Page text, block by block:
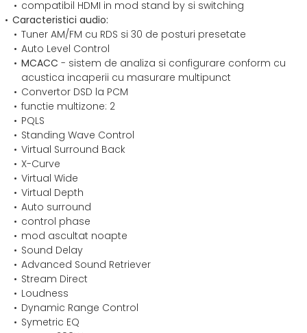
compatibil HDMI in mod stand by si switching
Caracteristici audio:
Tuner AM/FM cu RDS si 30 de posturi presetate
Auto Level Control
MCACC - sistem de analiza si configurare conform cu
acustica incaperii cu masurare multipunct
Convertor DSD la PCM
functie multizone: 2
PQLS
Standing Wave Control
Virtual Surround Back
X-Curve
Virtual Wide
Virtual Depth
Auto surround
control phase
mod ascultat noapte
Sound Delay
Advanced Sound Retriever
Stream Direct
Loudness
Dynamic Range Control
Symetric EQ